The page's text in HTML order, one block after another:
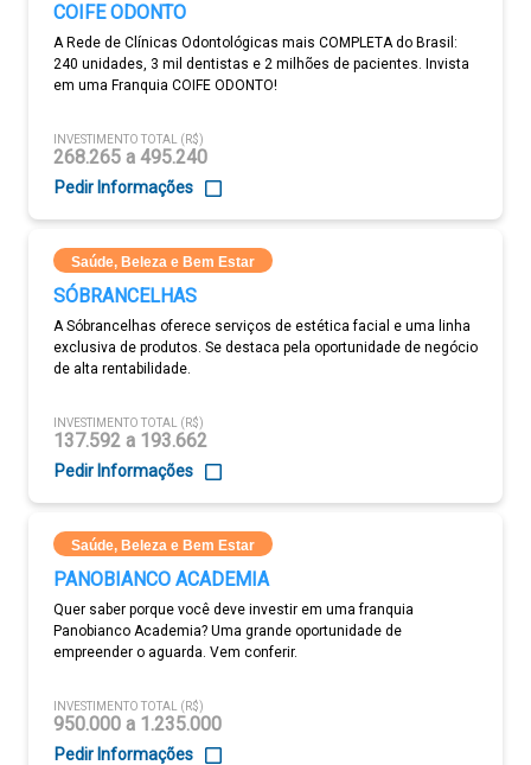
COIFE ODONTO
A Rede de Clínicas Odontológicas mais COMPLETA do Brasil:
240 unidades, 3 mil dentistas e 2 milhões de pacientes. Invista
em uma Franquia COIFE ODONTO!
INVESTIMENTO TOTAL (R$)
268.265 a 495.240
Pedir Informações
Saúde, Beleza e Bem Estar
SÓBRANCELHAS
A Sóbrancelhas oferece serviços de estética facial e uma linha
exclusiva de produtos. Se destaca pela oportunidade de negócio
de alta rentabilidade.
INVESTIMENTO TOTAL (R$)
137.592 a 193.662
Pedir Informações
Saúde, Beleza e Bem Estar
PANOBIANCO ACADEMIA
Quer saber porque você deve investir em uma franquia
Panobianco Academia? Uma grande oportunidade de
empreender o aguarda. Vem conferir.
INVESTIMENTO TOTAL (R$)
950.000 a 1.235.000
Pedir Informações